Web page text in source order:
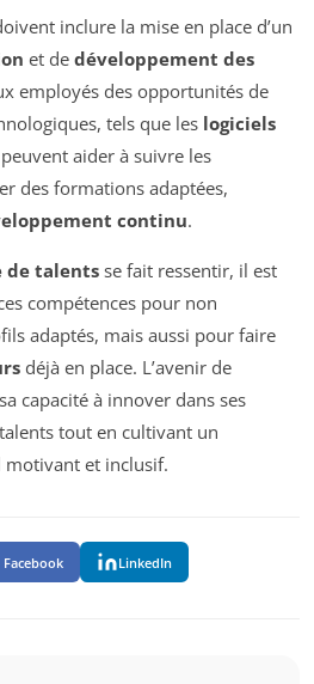
inclure la mise en place d’un
et de développement des
employés des opportunités de
tels que les logiciels
aider à suivre les
des formations adaptées,
continu.
de talents se fait ressentir, il est
compétences pour non
adaptés, mais aussi pour faire
déjà en place. L’avenir de
capacité à innover dans ses
tout en cultivant un
et inclusif.
Facebook LinkedIn